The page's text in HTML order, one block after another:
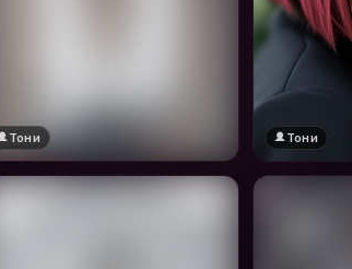
🔞 18+
Тони Тони